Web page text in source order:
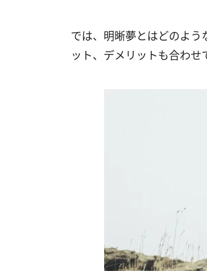
では、明晰夢とはどのよう
ット、デメリットも合わせ